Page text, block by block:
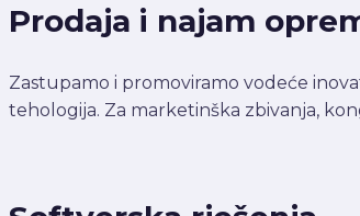
Prodaja i najam
Zastupamo i promoviramo vodeće
tehologija. Za marketinška zbivanja,